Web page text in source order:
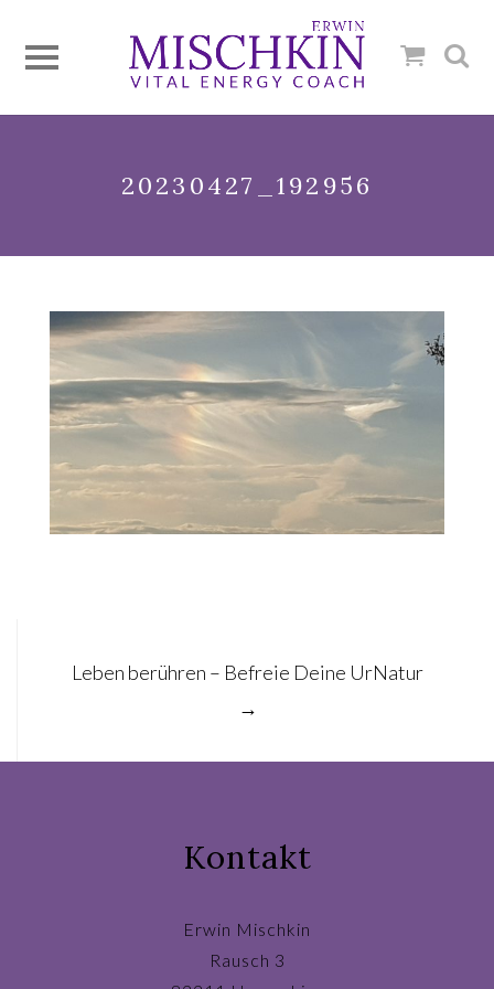
20230427_192956
Leben berühren – Befreie Deine UrNatur
→
Kontakt
Erwin Mischkin
Rausch 3